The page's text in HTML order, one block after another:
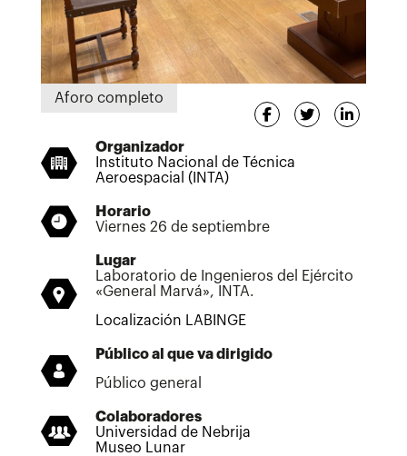
Aforo completo
Organizador
Instituto Nacional de Técnica
Aeroespacial (INTA)
Horario
Viernes 26 de septiembre
Lugar
Laboratorio de Ingenieros del Ejército
«General Marvá», INTA.
Localización LABINGE
Público al que va dirigido
Público general
Colaboradores
Universidad de Nebrija
Museo Lunar